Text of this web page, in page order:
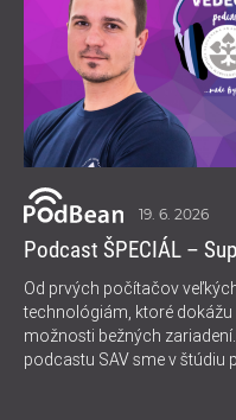
19. 6. 2026
Podcast ŠPECIÁL –
Od prvých počítačov
technológiám, ktoré
možnosti bežných
podcastu SAV sme v štúdiu